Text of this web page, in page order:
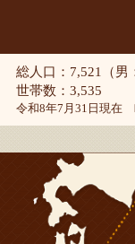
総人口：7,521（男
世帯数：3,535
令和8年7月31日現在